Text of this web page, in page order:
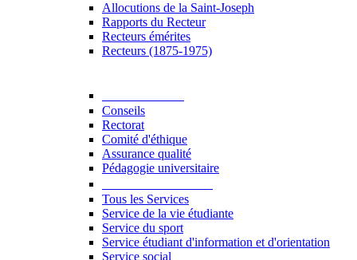
Allocutions de la Saint-Joseph
Rapports du Recteur
Recteurs émérites
Recteurs (1875-1975)
Conseils
Rectorat
Comité d'éthique
Assurance qualité
Pédagogie universitaire
Tous les Services
Service de la vie étudiante
Service du sport
Service étudiant d'information et d'orientation
Service social